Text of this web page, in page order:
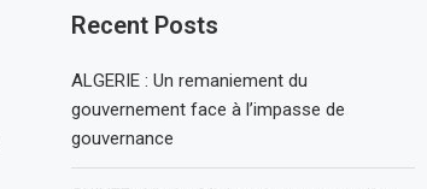
Recent Posts
ALGERIE : Un remaniement du
gouvernement face à l’impasse de
gouvernance